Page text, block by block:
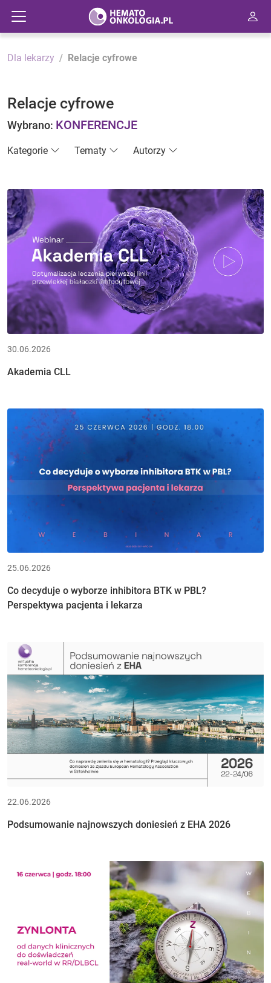
Dla lekarzy Relacje cyfrowe
Relacje cyfrowe
Wybrano: KONFERENCJE
Kategorie Tematy Autorzy
30.06.2026
Akademia CLL
25.06.2026
Co decyduje o wyborze inhibitora BTK w PBL?
Perspektywa pacjenta i lekarza
22.06.2026
Podsumowanie najnowszych doniesień z EHA 2026